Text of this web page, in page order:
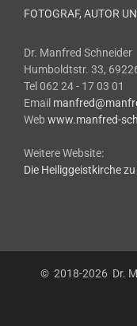
FOTOGRAF, AUTOR
Dr. Manfred Schneider
Humboldtstr. 33,
Tel 062 24 - 17 03 01
Email
Web www.manfred-
Weitere Website:
Die Heiliggeistkirche
© 2018-2026 Dr.